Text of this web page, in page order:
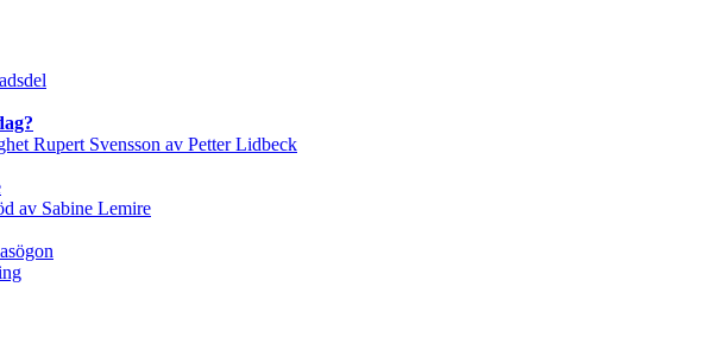
Rupert Svensson av Petter Lidbeck
av Sabine Lemire